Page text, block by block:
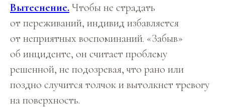
Вытеснение.Чтобы не страдать
от переживаний, индивид избавляется
от неприятных воспоминаний. «Забыв»
об инциденте, он считает проблему
решенной, не подозревая, что рано или
поздно случится толчок и вытолкнет тревогу
на поверхность.